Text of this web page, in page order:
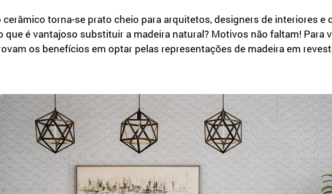
torna-se prato cheio para arquitetos, designers de interiores
que é vantajoso substituir a madeira natural? Motivos não faltam! Para
os benefícios em optar pelas representações de madeira em